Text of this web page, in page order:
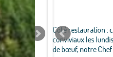
Côté restauration :
conviviaux les
de bœuf, notre Chef